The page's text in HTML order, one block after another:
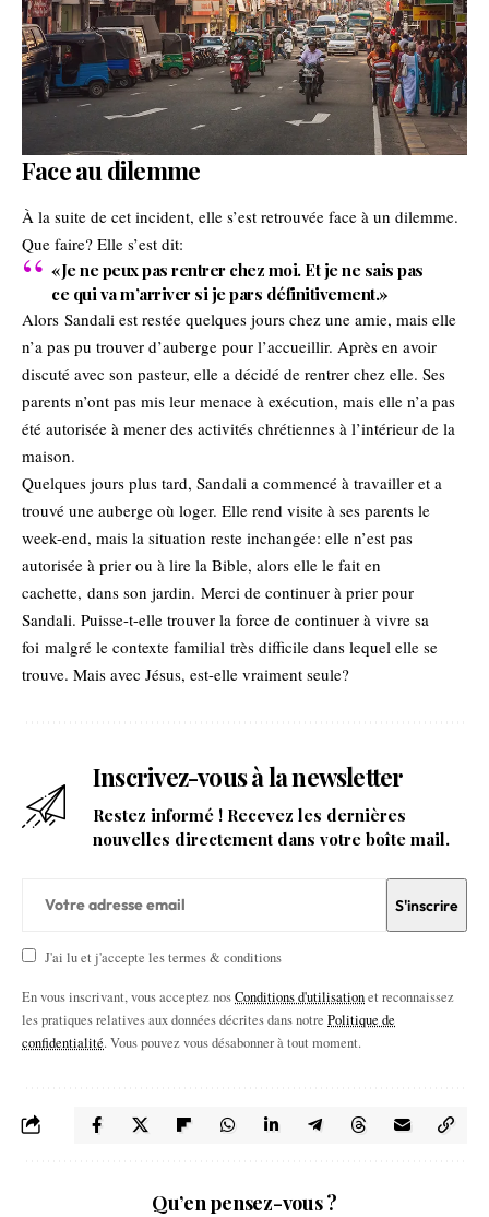
Face au dilemme
À la suite de cet incident, elle s’est retrouvée face à un dilemme.
Que faire? Elle s’est dit:
«Je ne peux pas rentrer chez moi. Et je ne sais pas
ce qui va m’arriver si je pars définitivement.»
Alors Sandali est restée quelques jours chez une amie, mais elle
n’a pas pu trouver d’auberge pour l’accueillir. Après en avoir
discuté avec son pasteur, elle a décidé de rentrer chez elle. Ses
parents n’ont pas mis leur menace à exécution, mais elle n’a pas
été autorisée à mener des activités chrétiennes à l’intérieur de la
maison.
Quelques jours plus tard, Sandali a commencé à travailler et a
trouvé une auberge où loger. Elle rend visite à ses parents le
week-end, mais la situation reste inchangée: elle n’est pas
autorisée à prier ou à lire la Bible, alors elle le fait en
cachette, dans son jardin. Merci de continuer à prier pour
Sandali. Puisse-t-elle trouver la force de continuer à vivre sa
foi malgré le contexte familial très difficile dans lequel elle se
trouve. Mais avec Jésus, est-elle vraiment seule?
Inscrivez-vous à la newsletter
Restez informé ! Recevez les dernières
nouvelles directement dans votre boîte mail.
J'ai lu et j'accepte les termes & conditions
En vous inscrivant, vous acceptez nosConditions d'utilisationet reconnaissez
les pratiques relatives aux données décrites dans notre Politique de
confidentialité. Vous pouvez vous désabonner à tout moment.
Qu’en pensez-vous ?